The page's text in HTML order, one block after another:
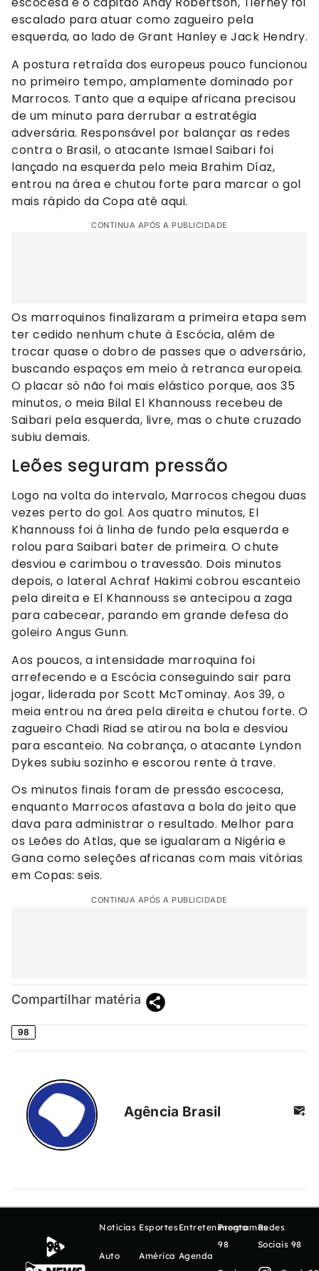
escalado para atuar como zagueiro pela
esquerda, ao lado de Grant Hanley e Jack Hendry.
A postura retraída dos europeus pouco funcionou
no primeiro tempo, amplamente dominado por
Marrocos. Tanto que a equipe africana precisou
de um minuto para derrubar a estratégia
adversária. Responsável por balançar as redes
contra o Brasil, o atacante Ismael Saibari foi
lançado na esquerda pelo meia Brahim Díaz,
entrou na área e chutou forte para marcar o gol
mais rápido da Copa até aqui.
CONTINUA APÓS A PUBLICIDADE
Os marroquinos finalizaram a primeira etapa sem
ter cedido nenhum chute à Escócia, além de
trocar quase o dobro de passes que o adversário,
buscando espaços em meio à retranca europeia.
O placar só não foi mais elástico porque, aos 35
minutos, o meia Bilal El Khannouss recebeu de
Saibari pela esquerda, livre, mas o chute cruzado
subiu demais.
Leões seguram pressão
Logo na volta do intervalo, Marrocos chegou duas
vezes perto do gol. Aos quatro minutos, El
Khannouss foi à linha de fundo pela esquerda e
rolou para Saibari bater de primeira. O chute
desviou e carimbou o travessão. Dois minutos
depois, o lateral Achraf Hakimi cobrou escanteio
pela direita e El Khannouss se antecipou a zaga
para cabecear, parando em grande defesa do
goleiro Angus Gunn.
Aos poucos, a intensidade marroquina foi
arrefecendo e a Escócia conseguindo sair para
jogar, liderada por Scott McTominay. Aos 39, o
meia entrou na área pela direita e chutou forte. O
zagueiro Chadi Riad se atirou na bola e desviou
para escanteio. Na cobrança, o atacante Lyndon
Dykes subiu sozinho e escorou rente à trave.
Os minutos finais foram de pressão escocesa,
enquanto Marrocos afastava a bola do jeito que
dava para administrar o resultado. Melhor para
os Leões do Atlas, que se igualaram a Nigéria e
Gana como seleções africanas com mais vitórias
em Copas: seis.
CONTINUA APÓS A PUBLICIDADE
Compartilhar matéria
98
Agência Brasil
Notícias
Auto
Esportes
América
Entretenimento
Agenda
Programas
98
Redes
Sociais 98